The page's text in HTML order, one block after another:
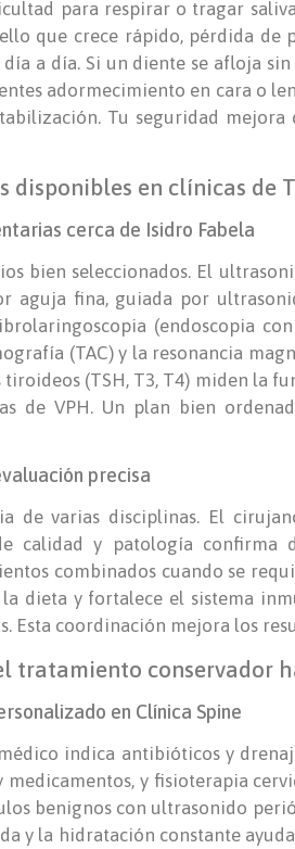
para respirar o tragar
que crece rápido, pérdida de
a día. Si un diente se afloja
adormecimiento en cara o
Tu seguridad
disponibles en clínicas de
cerca de Isidro Fabela
bien seleccionados. El
aguja fina, guiada por
(endoscopia
(TAC) y la resonancia
(TSH, T3, T4) miden la
de VPH. Un plan bien
precisa
de varias disciplinas. El
calidad y patología confirma
combinados cuando se
dieta y fortalece el sistema
Esta coordinación mejora los
tratamiento conservador
en Clínica Spine
indica antibióticos y
y fisioterapia
benignos con ultrasonido
y la hidratación constante